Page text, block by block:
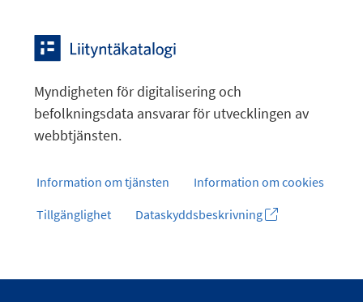
Myndigheten för digitalisering och
befolkningsdata ansvarar för utvecklingen av
webbtjänsten.
Information om tjänsten
Information om cookies
Tillgänglighet
Dataskyddsbeskrivning